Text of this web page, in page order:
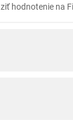
hodnotenie na